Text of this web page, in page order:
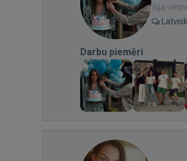
Bija
Darbu piemēri